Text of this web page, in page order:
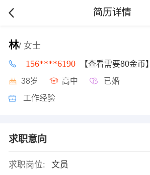
简历详情
林/ 女士
156****6190 【查看需要80金币】
38岁 高中 已婚
工作经验
求职意向
求职岗位:
文员